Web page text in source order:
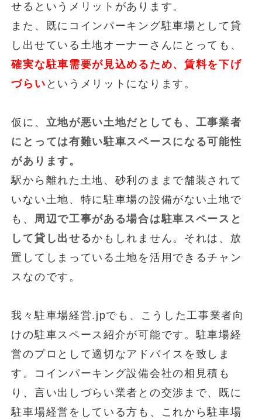
せるというメリットがあります。
また、既にコインパーキング駐車場として貸
し出せている土地オーナーさんにとっても、
確実な駐車需要が見込めるため、賃料を下げ
づらい というメリットになります。
仮に、 立地が悪い土地だとしても、工事業者
にとっては有難い駐車スペースになる可能性
があります。
駅から離れた土地、砂利のままで舗装されて
いない土地、特に駐車場の設備がない土地で
も、 周辺で工事がある場合は駐車スペースと
して貸し出せるかもしれません。それは、放
置してしまっている土地を活用できるチャン
スなのです。
我々駐車場経営.jpでも、こうした工事業者向
けの駐車スペース紹介が可能です。駐車場経
営のプロとして適切なアドバイスを致しま
す。コインパーキング設備会社の相見積も
り、言い出しづらい業者との交渉まで、既に
駐車場経営をしている方も、これから駐車場